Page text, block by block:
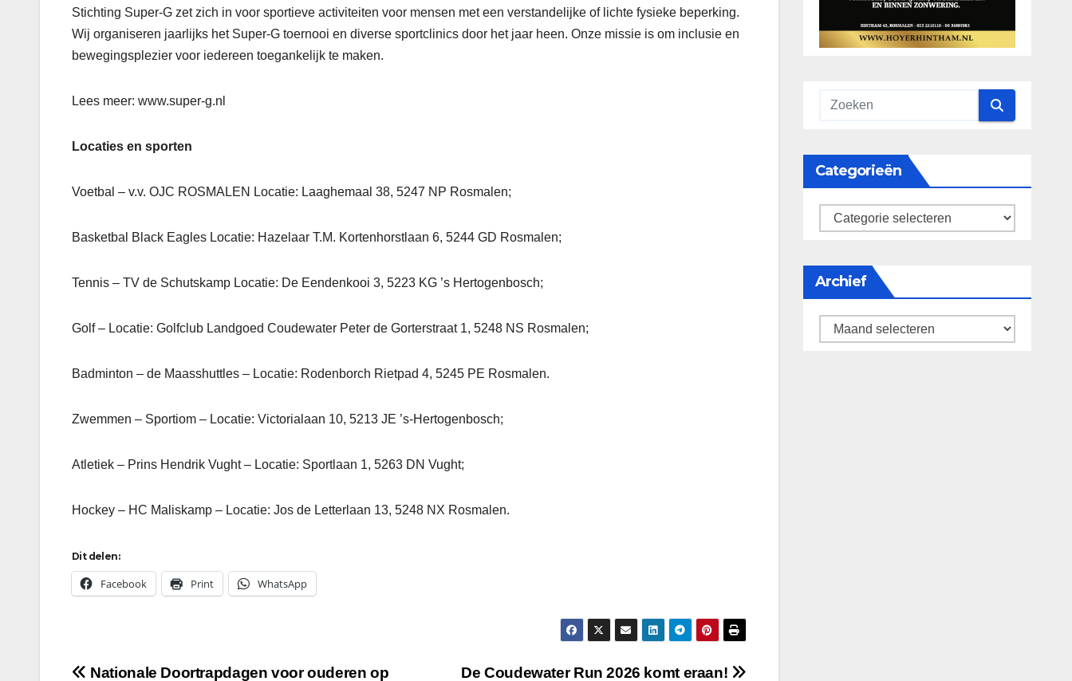
Stichting Super-G zet zich in voor sportieve activiteiten voor mensen met een verstandelijke of lichte fysieke beperking.
Wij organiseren jaarlijks het Super-G toernooi en diverse sportclinics door het jaar heen. Onze missie is om inclusie en
bewegingsplezier voor iedereen toegankelijk te maken.
Lees meer: www.super-g.nl
Locaties en sporten
Voetbal – v.v. OJC ROSMALEN Locatie: Laaghemaal 38, 5247 NP Rosmalen;
Basketbal Black Eagles Locatie: Hazelaar T.M. Kortenhorstlaan 6, 5244 GD Rosmalen;
Tennis – TV de Schutskamp Locatie: De Eendenkooi 3, 5223 KG ’s Hertogenbosch;
Golf – Locatie: Golfclub Landgoed Coudewater Peter de Gorterstraat 1, 5248 NS Rosmalen;
Badminton – de Maasshuttles – Locatie: Rodenborch Rietpad 4, 5245 PE Rosmalen.
Zwemmen – Sportiom – Locatie: Victorialaan 10, 5213 JE ’s-Hertogenbosch;
Atletiek – Prins Hendrik Vught – Locatie: Sportlaan 1, 5263 DN Vught;
Hockey – HC Maliskamp – Locatie: Jos de Letterlaan 13, 5248 NX Rosmalen.
Dit delen:
Facebook Print WhatsApp
De Coudewater Run 2026 komt eraan!
Nationale Doortrapdagen voor ouderen op
Categorieën
categorieën
Archief
Archief